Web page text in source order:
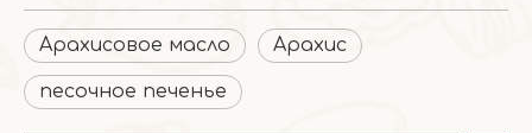
Арахисовое масло Арахис
песочное печенье